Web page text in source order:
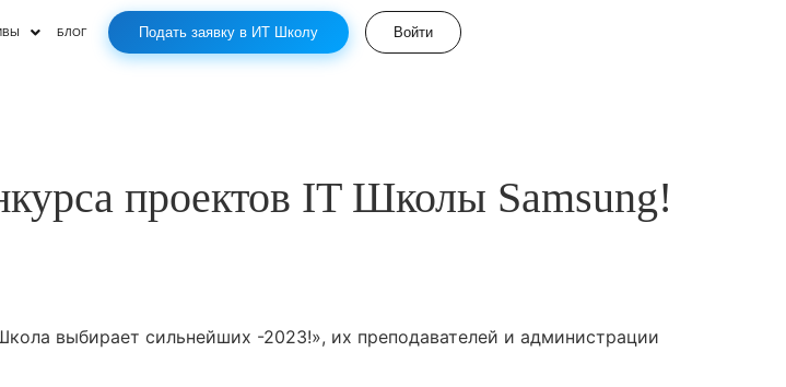
БЛОГ Подать заявку в ИТ Школу Войти
проектов IT Школы Samsung!
выбирает сильнейших -2023!», их преподавателей и администрации